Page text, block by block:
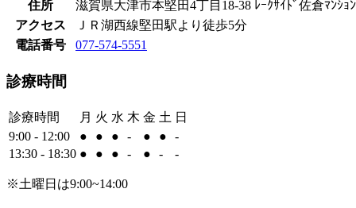
住所
滋賀県大津市本堅田4丁目18-38 ﾚｰｸｻｲﾄﾞ佐倉ﾏﾝｼｮ
アクセス
ＪＲ湖西線堅田駅より徒歩5分
電話番号
077-574-5551
診療時間
診療時間 月 火 水 木 金 土 日
9:00 - 12:00
● ● ● - ● ●
-
13:30 - 18:30 ● ● ● - ● - -
※土曜日は9:00~14:00